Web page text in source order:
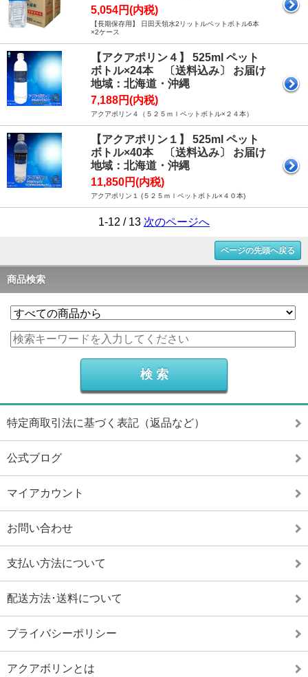
5,054円(内税)
【長期保存用】 日田天領水2リットルペットボトル6本
×2ケース
【アクアポリン４】 525ml ペット
ボトル×24本 〔送料込み〕 お届け
地域：北海道・沖縄
7,188円(内税)
アクアポリン４（５２５ｍｌペットボトル×２４本）
【アクアポリン１】 525ml ペット
ボトル×40本 〔送料込み〕 お届け
地域：北海道・沖縄
11,850円(内税)
アクアポリン１ (５２５ｍｌペットボトル×４０本)
1-12 / 13 次のページへ
ページの先頭へ戻る
商品検索
特定商取引法に基づく表記（返品など）
公式ブログ
マイアカウント
お問い合わせ
支払い方法について
配送方法･送料について
プライバシーポリシー
アクアボリンとは